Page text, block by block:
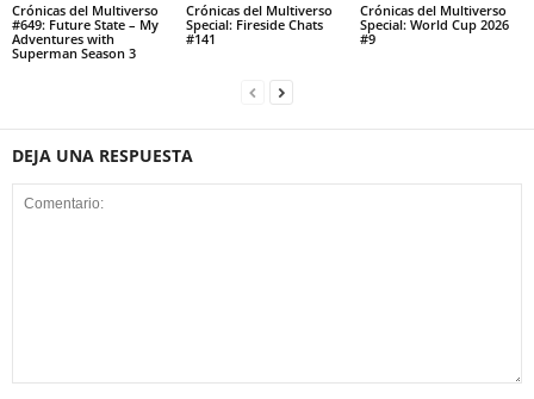
Crónicas del Multiverso
#649: Future State – My
Adventures with
Superman Season 3
Crónicas del Multiverso
Special: Fireside Chats
#141
Crónicas del Multiverso
Special: World Cup 2026
#9
DEJA UNA RESPUESTA